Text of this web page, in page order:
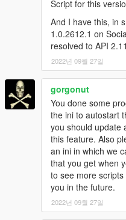
Script for this
And I have this, in
1.0.2612.1 on
resolved to API
2022년 09월 27일
gorgonut
You done some
the ini to autostart
you should update
this feature. Also
an ini in which we
that you get when
to see more
you in the future.
2022년 09월 27일